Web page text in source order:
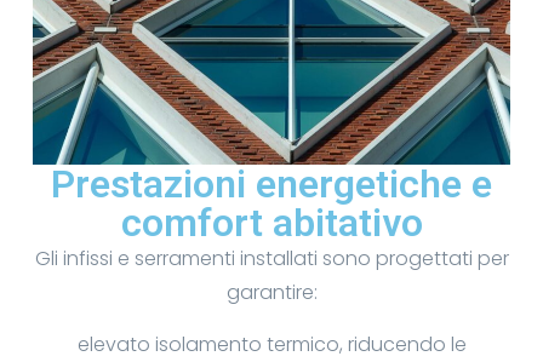
Prestazioni energetiche e
comfort abitativo
Gli infissi e serramenti installati sono progettati per
garantire:
elevato isolamento termico, riducendo le